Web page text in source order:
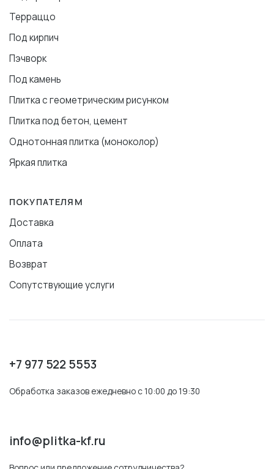
Терраццо
Под кирпич
Пэчворк
Под камень
Плитка с геометрическим рисунком
Плитка под бетон, цемент
Однотонная плитка (моноколор)
Яркая плитка
ПОКУПАТЕЛЯМ
Доставка
Оплата
Возврат
Сопутствующие услуги
+7 977 522 5553
Обработка заказов ежедневно с 10:00 до 19:30
info@plitka-kf.ru